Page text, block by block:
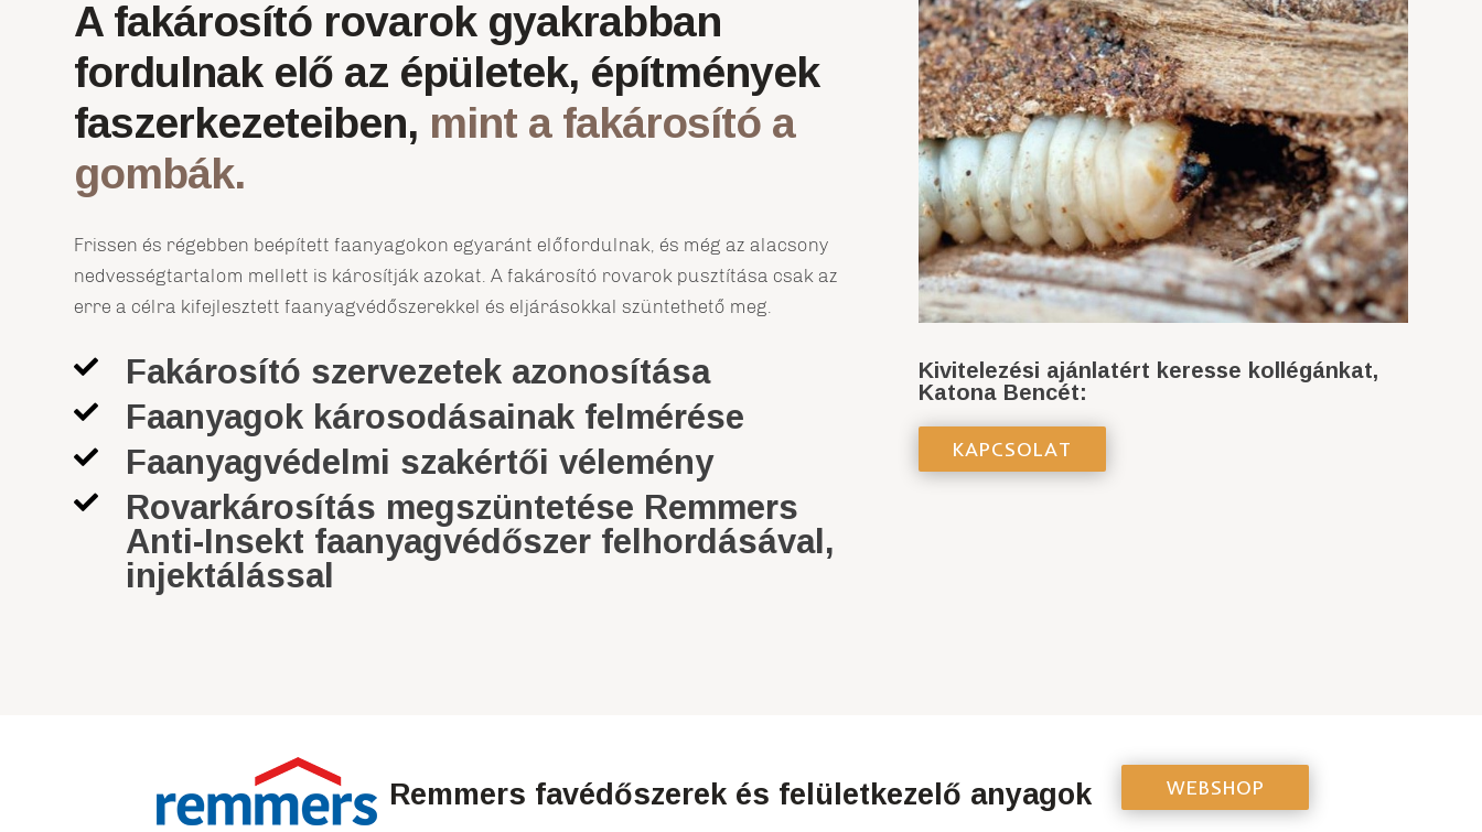
A fakárosító rovarok gyakrabban
fordulnak elő az épületek, építmények
faszerkezeteiben, mint a fakárosító a
gombák.
Frissen és régebben beépített faanyagokon egyaránt előfordulnak, és még az alacsony
nedvességtartalom mellett is károsítják azokat. A fakárosító rovarok pusztítása csak az
erre a célra kifejlesztett faanyagvédőszerekkel és eljárásokkal szüntethető meg.
 Fakárosító szervezetek azonosítása
 Faanyagok károsodásainak felmérése
 Faanyagvédelmi szakértői vélemény

Rovarkárosítás megszüntetése Remmers
Anti-Insekt faanyagvédőszer felhordásával,
injektálással
Kivitelezési ajánlatért keresse kollégánkat,
Katona Bencét:
KAPCSOLAT
Remmers favédőszerek és felületkezelő anyagok WEBSHOP